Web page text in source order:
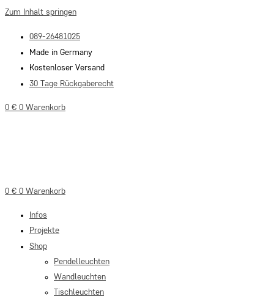
Zum Inhalt springen
089-26481025
Made in Germany
Kostenloser Versand
30 Tage Rückgaberecht
0 € 0 Warenkorb
0 € 0 Warenkorb
Infos
Projekte
Shop
Pendelleuchten
Wandleuchten
Tischleuchten